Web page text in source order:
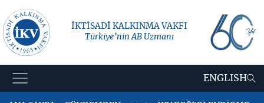
İKTİSADİ KALKINMA VAKFI
Türkiye’nin AB Uzmanı
ENGLISH